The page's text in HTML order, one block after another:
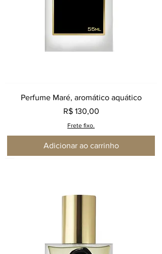
Perfume Maré, aromático aquático
Preço
R$ 130,00
Frete fixo.
Adicionar ao carrinho